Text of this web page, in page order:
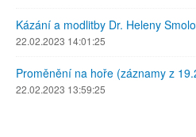
Kázání a modlitby Dr. Heleny
22.02.2023 14:01:25
Proměnění na hoře (záznamy z
22.02.2023 13:59:25